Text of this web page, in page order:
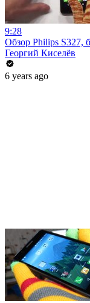
9:28
Обзор Philips S327,
Георгий Киселёв
6 years ago